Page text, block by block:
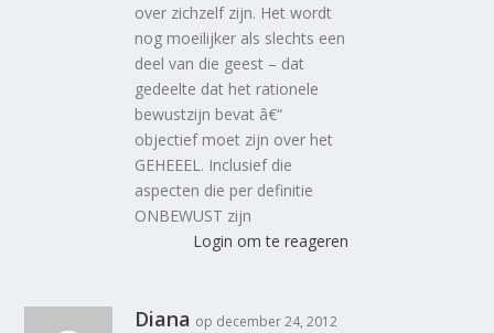
over zichzelf zijn. Het wordt
nog moeilijker als slechts een
deel van die geest – dat
gedeelte dat het rationele
bewustzijn bevat â€“
objectief moet zijn over het
GEHEEEL. Inclusief die
aspecten die per definitie
ONBEWUST zijn
Login om te reageren
Diana op december 24, 2012